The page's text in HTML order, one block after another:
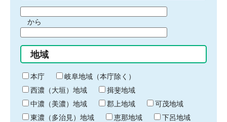
間
始
り
から
間
終
わ
り
地域
本庁
岐阜地域（本庁除く）
西濃（大垣）地域
揖斐地域
中濃（美濃）地域
郡上地域
可茂地域
東濃（多治見）地域
恵那地域
下呂地域